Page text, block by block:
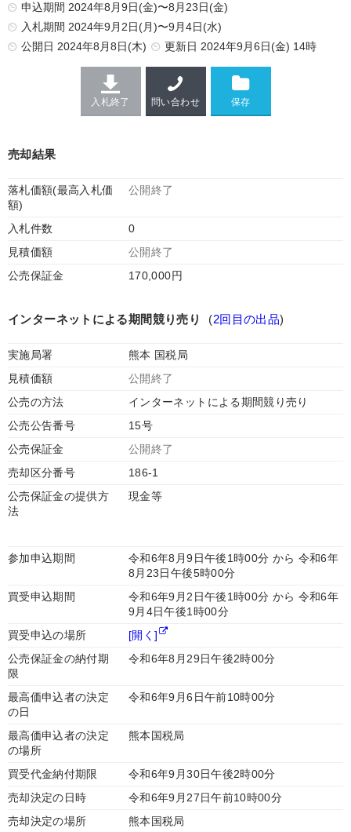
申込期間 2024年8月9日(金)〜8月23日(金)
入札期間 2024年9月2日(月)〜9月4日(水)
公開日 2024年8月8日(木) 更新日 2024年9月6日(金) 14時
入札終了 問い合わせ
売却結果
落札価額(最高入札価
額)
公開終了
入札件数
0
見積価額
公開終了
公売保証金
170,000円
インターネットによる期間競り売り (2回目の出品)
実施局署
熊本 国税局
見積価額
公開終了
公売の方法
インターネットによる期間競り売り
公売公告番号
15号
公売保証金
公開終了
売却区分番号
186-1
公売保証金の提供方
法
現金等
参加申込期間
令和6年8月9日午後1時00分 から 令和6年
8月23日午後5時00分
買受申込期間
令和6年9月2日午後1時00分 から 令和6年
9月4日午後1時00分
買受申込の場所
[開く]
公売保証金の納付期
限
令和6年8月29日午後2時00分
最高価申込者の決定
の日
令和6年9月6日午前10時00分
最高価申込者の決定
の場所
熊本国税局
買受代金納付期限
令和6年9月30日午後2時00分
売却決定の日時
令和6年9月27日午前10時00分
売却決定の場所
熊本国税局